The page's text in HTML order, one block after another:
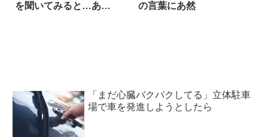
を聞いてみると…あ
の言葉にあ然
「まだ心臓バクバクしてる」立体駐車
場で車を発進しようとしたら